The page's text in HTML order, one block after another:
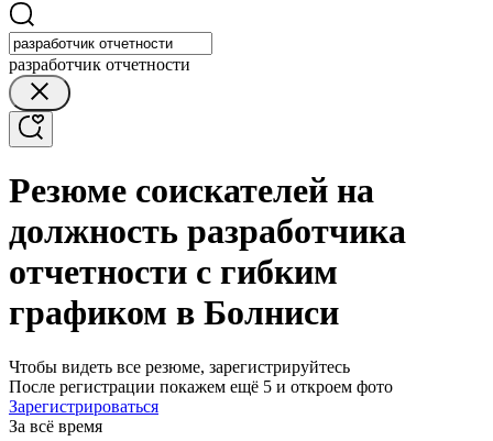
разработчик отчетности
Резюме соискателей на
должность разработчика
отчетности с гибким
графиком в Болниси
Чтобы видеть все резюме, зарегистрируйтесь
После регистрации покажем ещё 5 и откроем фото
Зарегистрироваться
За всё время